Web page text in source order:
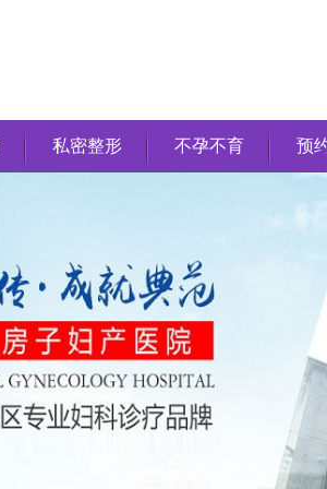
私密整形 不孕不育 预